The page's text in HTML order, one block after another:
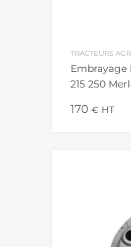
TRACTEURS
Embrayage
215 250
170 € HT